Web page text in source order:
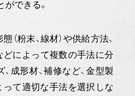
できる。
（粉末、線材）や供給方法、
どによって複数の手法に分
成形材、補修など、金型製
って適切な手法を選択しな